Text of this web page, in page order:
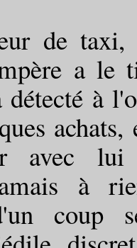
de
a le
à
avec
à
coup